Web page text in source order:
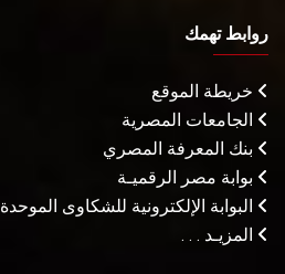
روابط تهمك
خريطة الموقع
الجامعات المصرية
بنك المعرفة المصري
بوابة مصر الرقميـة
البوابة الإلكترونية للشكاوى الموحدة
المزيـد . . .